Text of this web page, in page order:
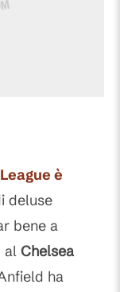
è
deluse
bene a
al Chelsea
ha